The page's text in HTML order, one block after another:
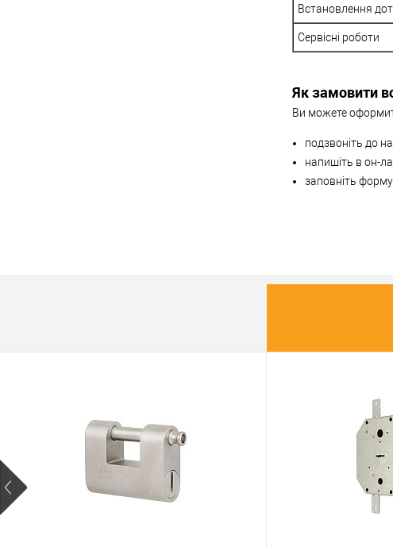
Встановлення
Сервісні роботи
Як замовити
Ви можете
подзвоніть до
напишіть в он-
заповніть